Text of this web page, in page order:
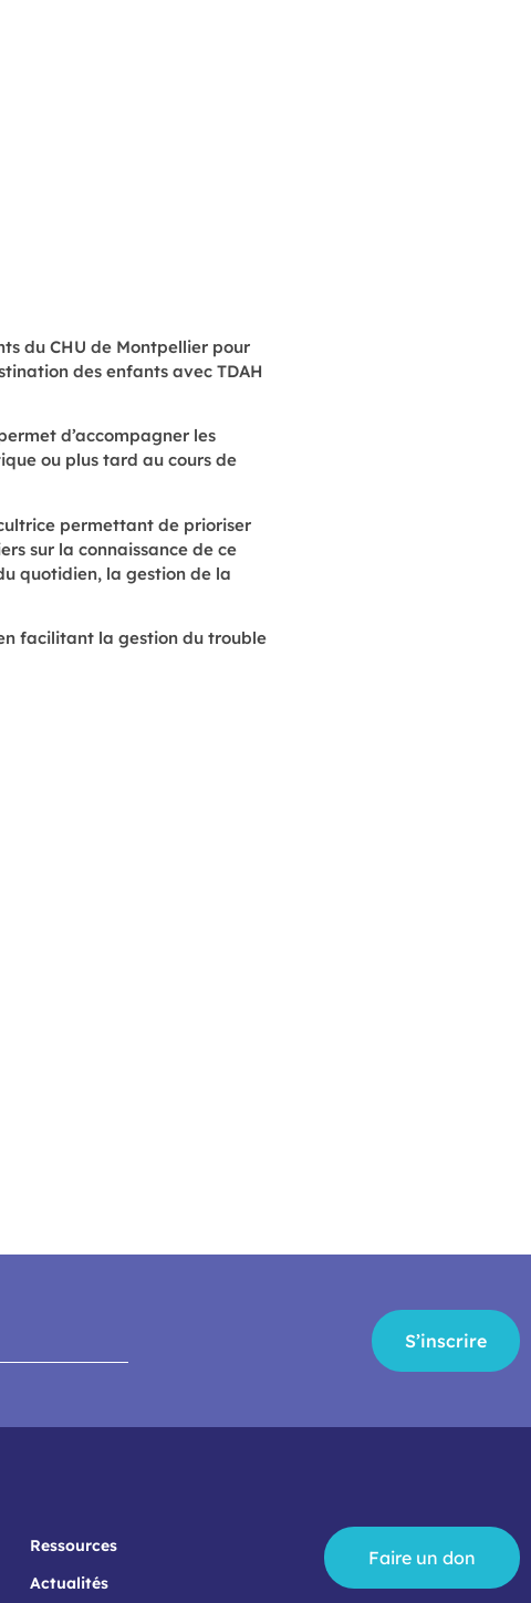
du CHU de Montpellier pour
des enfants avec TDAH
d’accompagner les
ou plus tard au cours de
permettant de prioriser
sur la connaissance de ce
quotidien, la gestion de la
facilitant la gestion du trouble
S’inscrire
Ressources
Actualités
Faire un don